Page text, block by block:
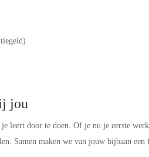
jou
door te doen. Of je nu je eerste
Samen maken we van jouw bijbaan